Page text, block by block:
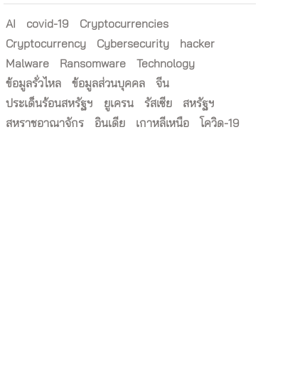
AI covid-19
Cryptocurrencies
Cryptocurrency
Cybersecurity
hacker
Malware
Ransomware
Technology
ข้อมูลรั่วไหล
ข้อมูลส่วนบุคคล
จีน
ประเด็นร้อนสหรัฐฯ
ยูเครน รัสเซีย
สหรัฐฯ
สหราชอาณาจักร
อินเดีย เกาหลีเหนือ โควิด-19